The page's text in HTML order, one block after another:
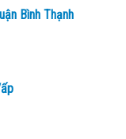
Bình Thạnh